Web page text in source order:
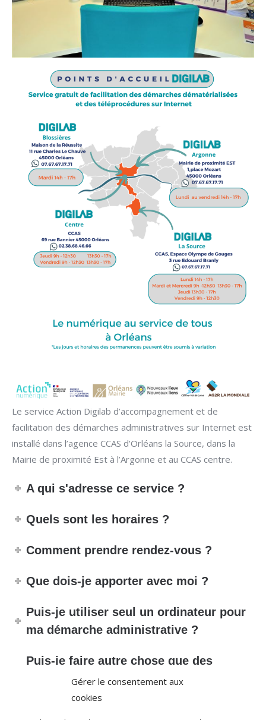
Gérer le consentement aux
cookies
Le service Action Digilab d’accompagnement et de
facilitation des démarches administratives sur Internet est
installé dans l’agence CCAS d’Orléans la Source, dans la
Mairie de proximité Est à l’Argonne et au CCAS centre.
A qui s'adresse ce service ?
Quels sont les horaires ?
Comment prendre rendez-vous ?
Que dois-je apporter avec moi ?
Puis-je utiliser seul un ordinateur pour
ma démarche administrative ?
Puis-je faire autre chose que des
démarches administratives ?